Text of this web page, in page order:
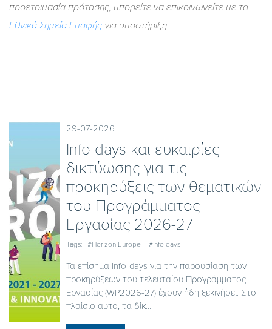
προετοιμασία πρότασης, μπορείτε να επικοινωνείτε με τα
Εθνικά Σημεία Επαφής για υποστήριξη.
29-07-2026
Ιnfo days και ευκαιρίες
δικτύωσης για τις
προκηρύξεις των θεματικών
του Προγράμματος
Εργασίας 2026-27
Tags: #Horizon Europe #info days
Τα επίσημα Info-days για την παρουσίαση των
προκηρύξεων του τελευταίου Προγράμματος
Εργασίας (WP2026-27) έχουν ήδη ξεκινήσει. Στο
πλαίσιο αυτό, τα δίκ...